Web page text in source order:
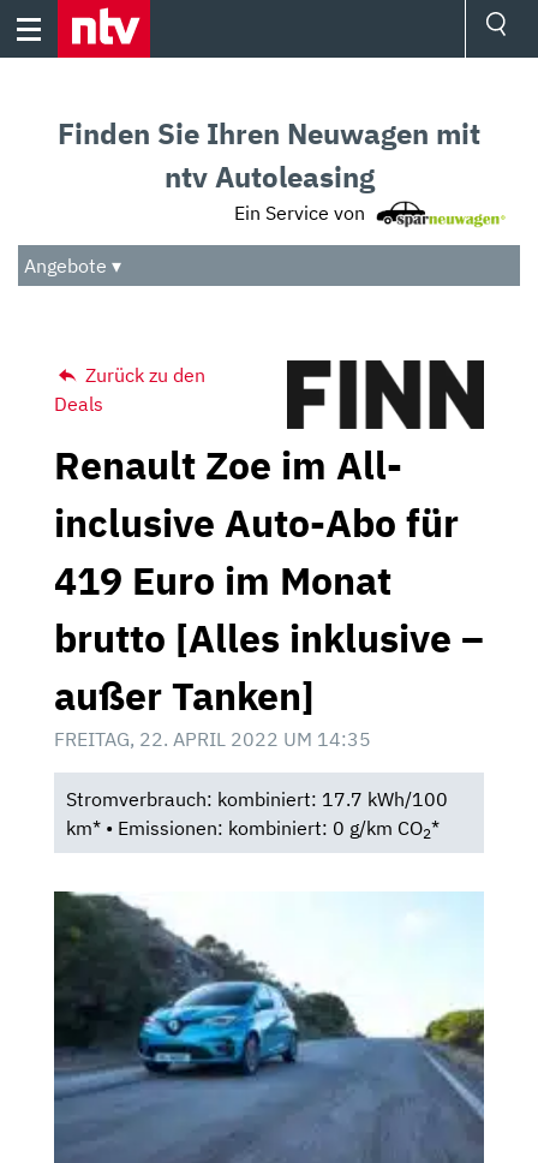
Skip
Audio
Das Beste
Finden Sie Ihren Neuwagen mit
ntv Autoleasing
Ein Service von
Angebote ▾
Zurück zu den
Deals
Renault Zoe im All-
inclusive Auto-Abo für
419 Euro im Monat
brutto [Alles inklusive –
außer Tanken]
FREITAG, 22. APRIL 2022 UM 14:35
Stromverbrauch: kombiniert: 17.7 kWh/100
km* • Emissionen: kombiniert: 0 g/km CO2*